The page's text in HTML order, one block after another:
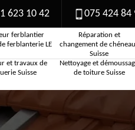
623 10 42 075 424 84
ferblantier
ferblanterie LE
Réparation et
changement de
Suisse
et travaux de
Suisse
Nettoyage et
de toiture Suisse